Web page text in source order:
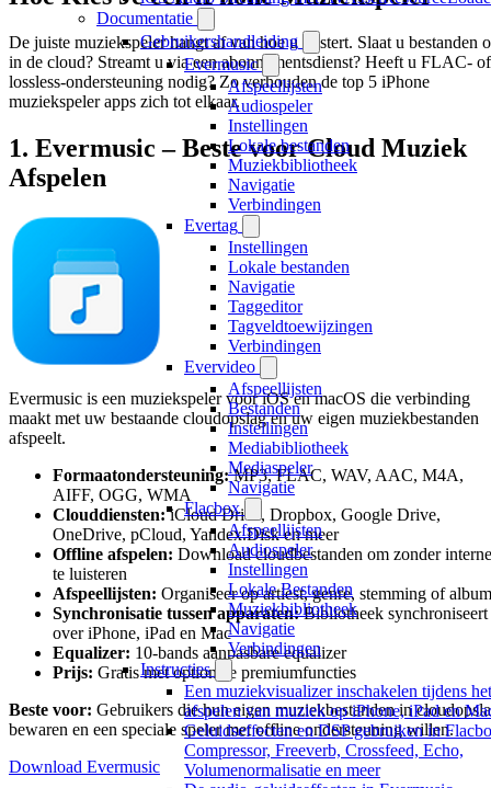
Documentatie
Gebruikershandleiding
Evermusic
Afspeellijsten
Audiospeler
Instellingen
Lokale bestanden
Muziekbibliotheek
Navigatie
Verbindingen
Evertag
Instellingen
Lokale bestanden
Navigatie
Taggeditor
Tagveldtoewijzingen
Verbindingen
Evervideo
Afspeellijsten
Bestanden
Instellingen
Mediabibliotheek
Mediaspeler
Navigatie
Flacbox
Afspeellijsten
Audiospeler
Instellingen
Lokale Bestanden
Muziekbibliotheek
Navigatie
Verbindingen
Instructies
Een muziekvisualizer inschakelen tijdens het
afspelen van muziek op iPhone, iPad en
Geluidseffecten en DSP gebruiken in
Compressor, Freeverb, Crossfeed, Echo,
Volumenormalisatie en meer
De juiste muziekspeler hangt af van hoe u luistert. Slaat u bestanden
in de cloud? Streamt u via een abonnementsdienst? Heeft u FLAC- of
lossless-ondersteuning nodig? Zo verhouden de top 5 iPhone
muziekspeler apps zich tot elkaar.
1. Evermusic – Beste voor Cloud Muziek
Afspelen
Evermusic is een muziekspeler voor iOS en macOS die verbinding
maakt met uw bestaande cloudopslag en uw eigen muziekbestanden
afspeelt.
Formaatondersteuning:MP3, FLAC, WAV, AAC, M4A,
AIFF, OGG, WMA
Clouddiensten:iCloud Drive, Dropbox, Google Drive,
OneDrive, pCloud, Yandex.Disk en meer
Offline afspelen: Download cloudbestanden om zonder
te luisteren
Afspeellijsten: Organiseer op artiest, genre, stemming of album
Synchronisatie tussen apparaten:Bibliotheek synchroniseert
over iPhone, iPad en Mac
Equalizer: 10-bands aanpasbare equalizer
Prijs: Gratis met optionele premiumfuncties
Beste voor: Gebruikers die hun eigen muziekbestanden in
bewaren en een speciale speler met offline ondersteuning willen.
Download Evermusic